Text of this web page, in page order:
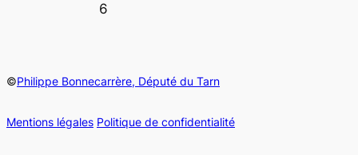
6
©Philippe Bonnecarrère, Député du Tarn
Mentions légales Politique de confidentialité